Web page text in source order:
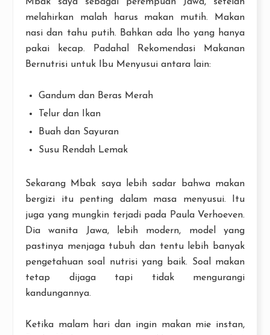
melahirkan malah harus makan mutih. Makan
nasi dan tahu putih. Bahkan ada lho yang hanya
pakai kecap. Padahal Rekomendasi Makanan
Bernutrisi untuk Ibu Menyusui antara lain:
Gandum dan Beras Merah
Telur dan Ikan
Buah dan Sayuran
Susu Rendah Lemak
Sekarang Mbak saya lebih sadar bahwa makan
bergizi itu penting dalam masa menyusui. Itu
juga yang mungkin terjadi pada Paula Verhoeven.
Dia wanita Jawa, lebih modern, model yang
pastinya menjaga tubuh dan tentu lebih banyak
pengetahuan soal nutrisi yang baik. Soal makan
tetap dijaga tapi tidak mengurangi
kandungannya.
Ketika malam hari dan ingin makan mie instan,